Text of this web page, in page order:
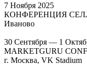
7 Ноября 2025
КОНФЕРЕНЦИЯ
Иваново
30 Сентября — 1
MARKETGURU
г. Москва, VK Stadium